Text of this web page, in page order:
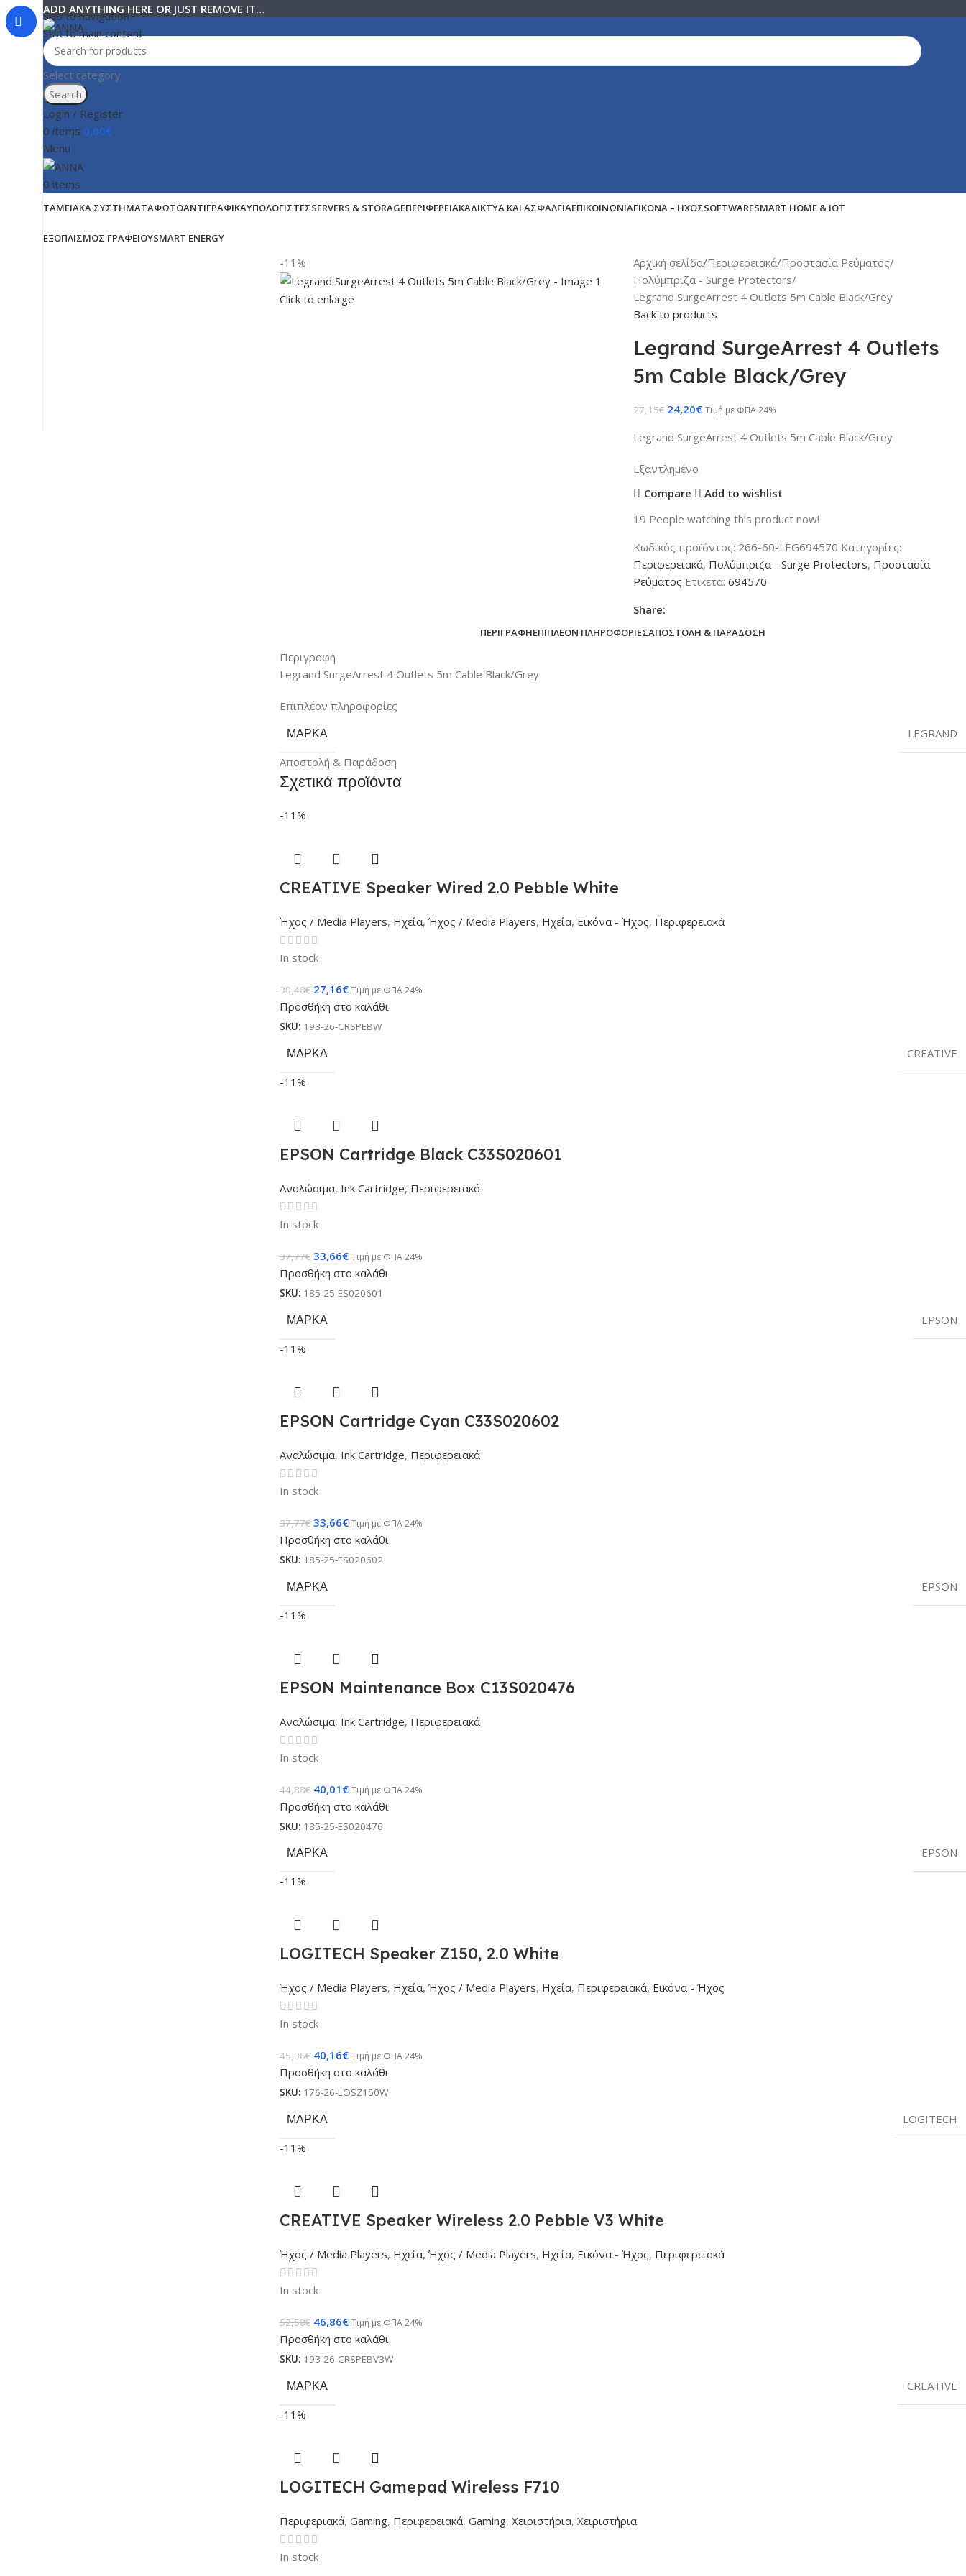
Skip to navigation
Skip to main content
ADD ANYTHING HERE OR JUST REMOVE IT…
Select category
Search
Login / Register
0 items 0,00€
Menu
0 items
ΤΑΜΕΙΑΚΆ ΣΥΣΤΉΜΑΤΑΦΩΤΟΑΝΤΙΓΡΑΦΙΚΆΥΠΟΛΟΓΙΣΤΈΣSERVERS & STORAGEΠΕΡΙΦΕΡΕΙΑΚΆΔΊΚΤΥΑ ΚΑΙ ΑΣΦΆΛΕΙΑΕΠΙΚΟΙΝΩΝΊΑΕΙΚΌΝΑ – ΉΧΟΣSOFTWARESMART HOME & IOT
ΕΞΟΠΛΙΣΜΌΣ ΓΡΑΦΕΊΟΥSMART ENERGY
-11%
Click to enlarge
Αρχική σελίδα Περιφερειακά Προστασία Ρεύματος
Πολύμπριζα - Surge Protectors
Legrand SurgeArrest 4 Outlets 5m Cable Black/Grey
Back to products
Legrand SurgeArrest 4 Outlets
5m Cable Black/Grey
27,15€ 24,20€ Τιμή με ΦΠΑ 24%
Legrand SurgeArrest 4 Outlets 5m Cable Black/Grey
Εξαντλημένο
Compare
Add to wishlist
19 People watching this product now!
Κωδικός προϊόντος: 266-60-LEG694570 Κατηγορίες:
Περιφερειακά, Πολύμπριζα - Surge Protectors, Προστασία
Ρεύματος Ετικέτα: 694570
Share:
ΠΕΡΙΓΡΑΦΉΕΠΙΠΛΈΟΝ ΠΛΗΡΟΦΟΡΊΕΣΑΠΟΣΤΟΛΉ & ΠΑΡΆΔΟΣΗ
Περιγραφή
Legrand SurgeArrest 4 Outlets 5m Cable Black/Grey
Επιπλέον πληροφορίες
ΜΆΡΚΑ
LEGRAND
Αποστολή & Παράδοση
Σχετικά προϊόντα
-11%
CREATIVE Speaker Wired 2.0 Pebble White
Ήχος / Media Players, Ηχεία, Ήχος / Media Players, Ηχεία, Εικόνα - Ήχος, Περιφερειακά
In stock
30,48€ 27,16€ Τιμή με ΦΠΑ 24%
Προσθήκη στο καλάθι
SKU: 193-26-CRSPEBW
ΜΆΡΚΑ
CREATIVE
-11%
EPSON Cartridge Black C33S020601
Αναλώσιμα, Ink Cartridge, Περιφερειακά
In stock
37,77€ 33,66€ Τιμή με ΦΠΑ 24%
Προσθήκη στο καλάθι
SKU: 185-25-ES020601
ΜΆΡΚΑ
EPSON
-11%
EPSON Cartridge Cyan C33S020602
Αναλώσιμα, Ink Cartridge, Περιφερειακά
In stock
37,77€ 33,66€ Τιμή με ΦΠΑ 24%
Προσθήκη στο καλάθι
SKU: 185-25-ES020602
ΜΆΡΚΑ
EPSON
-11%
EPSON Maintenance Box C13S020476
Αναλώσιμα, Ink Cartridge, Περιφερειακά
In stock
44,88€ 40,01 € Τιμή με ΦΠΑ 24%
Προσθήκη στο καλάθι
SKU: 185-25-ES020476
ΜΆΡΚΑ
EPSON
-11%
LOGITECH Speaker Z150, 2.0 White
Ήχος / Media Players, Ηχεία, Ήχος / Media Players, Ηχεία, Περιφερειακά, Εικόνα - Ήχος
In stock
45,06€ 40,16€ Τιμή με ΦΠΑ 24%
Προσθήκη στο καλάθι
SKU: 176-26-LOSZ150W
ΜΆΡΚΑ
LOGITECH
-11%
CREATIVE Speaker Wireless 2.0 Pebble V3 White
Ήχος / Media Players, Ηχεία, Ήχος / Media Players, Ηχεία, Εικόνα - Ήχος, Περιφερειακά
In stock
52,58€ 46,86€ Τιμή με ΦΠΑ 24%
Προσθήκη στο καλάθι
SKU: 193-26-CRSPEBV3W
ΜΆΡΚΑ
CREATIVE
-11%
LOGITECH Gamepad Wireless F710
Περιφεριακά, Gaming, Περιφερειακά, Gaming, Χειριστήρια, Χειριστήρια
In stock